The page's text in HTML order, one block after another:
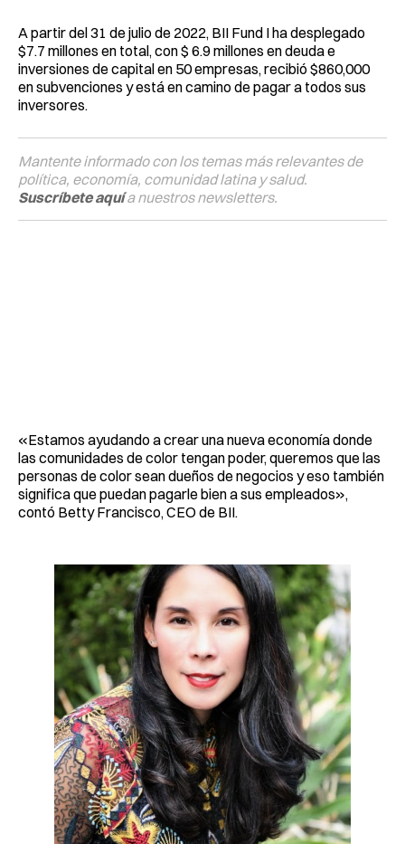
A partir del 31 de julio de 2022, BII Fund I ha desplegado
$7.7 millones en total, con $ 6.9 millones en deuda e
inversiones de capital en 50 empresas, recibió $860,000
en subvenciones y está en camino de pagar a todos sus
inversores.
Mantente informado con los temas más relevantes de
política, economía, comunidad latina y salud.
Suscríbete aquía nuestros newsletters.
«Estamos ayudando a crear una nueva economía donde
las comunidades de color tengan poder, queremos que las
personas de color sean dueños de negocios y eso también
significa que puedan pagarle bien a sus empleados»,
contó Betty Francisco, CEO de BII.